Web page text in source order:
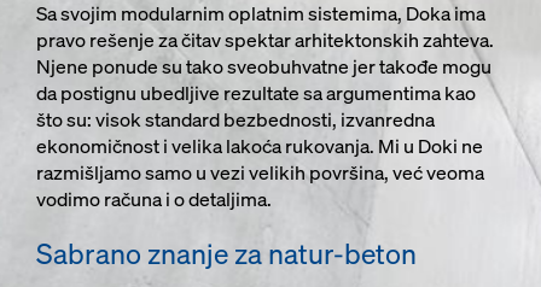
Sa svojim modularnim oplatnim sistemima, Doka ima
pravo rešenje za čitav spektar arhitektonskih zahteva.
Njene ponude su tako sveobuhvatne jer takođe mogu
da postignu ubedljive rezultate sa argumentima kao
što su: visok standard bezbednosti, izvanredna
ekonomičnost i velika lakoća rukovanja. Mi u Doki ne
razmišljamo samo u vezi velikih površina, već veoma
vodimo računa i o detaljima.
Sabrano znanje za natur-beton